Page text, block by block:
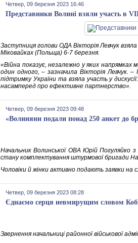
Четвер, 09 березня 2023 16:46
Представники Волині взяли участь в
Заступниця голови ОДА Вікторія Левчук
Міковайках (Польща) 6-7 березня.
«Війна показує, незалежно у яких
один одного, – зазначила Вікторія Левчук.
підтримку України та взяла участь у
насамперед про ефективне партнерство».
Четвер, 09 березня 2023 09:48
«Волиняни подали понад 250 анкет до
Начальник Волинської ОВА Юрій Погуляйко
стану комплектування штурмової бригади
Чоловіки й жінки активно подають заявки на
Четвер, 09 березня 2023 08:28
Єднаємо серця невмирущим словом
Звернення начальниці районної військової